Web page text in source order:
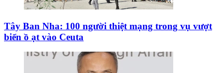
Tây Ban Nha: 100 người thiệt mạng trong vụ vượt
biển ồ ạt vào Ceuta